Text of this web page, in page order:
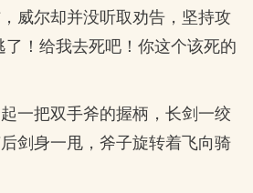
威尔却并没听取劝告，坚持攻
了！给我去死吧！你这个该死的
一把双手斧的握柄，长剑一绞
剑身一甩，斧子旋转着飞向骑